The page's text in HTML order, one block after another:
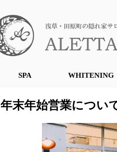
SPA WHITENING
年末年始営業につい